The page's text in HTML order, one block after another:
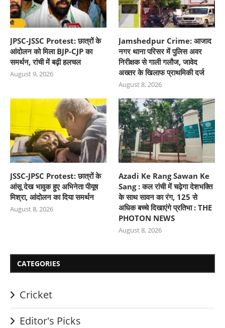
JPSC-JSSC Protest: छात्रों के
आंदोलन को मिला BJP-CJP का
समर्थन, रांची में बढ़ी हलचल
August 9, 2026
Jamshedpur Crime: आजाद
नगर थाना परिसर में पुलिस अवर
निरीक्षक से गाली गलौज, जावेद
अख्तर के खिलाफ प्राथमिकी दर्ज
August 8, 2026
JSSC-JPSC Protest: छात्रों के
आंसू देख भावुक हुए अभिनेता पीयूष
मिश्रा, आंदोलन का दिया समर्थन
August 8, 2026
Azadi Ke Rang Sawan Ke
Sang : कल रांची में चढ़ेगा देशभक्ति
के साथ सावन का रंग, 125 से
अधिक बच्चे दिखाएंगे प्रतिभा : THE
PHOTON NEWS
August 8, 2026
CATEGORIES
Cricket
Editor's Picks